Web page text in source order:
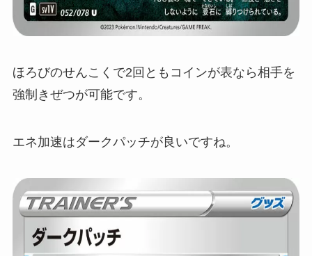
ほろびのせんこくで2回ともコインが表なら相手を
強制きぜつが可能です。
エネ加速はダークパッチが良いですね。